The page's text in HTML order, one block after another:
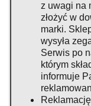
z uwagi na
złożyć w
marki.
wysyła
Serwis po
którym
informuje